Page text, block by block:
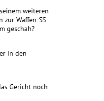
weiteren
zur Waffen-SS
geschah?
in den
Gericht noch